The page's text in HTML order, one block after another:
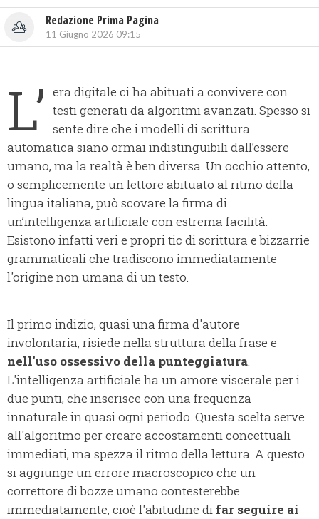
Redazione Prima Pagina
11 Giugno 2026 09:15
L’ era digitale ci ha abituati a convivere con
testi generati da algoritmi avanzati. Spesso si
sente dire che i modelli di scrittura
automatica siano ormai indistinguibili dall’essere
umano, ma la realtà è ben diversa. Un occhio attento,
o semplicemente un lettore abituato al ritmo della
lingua italiana, può scovare la firma di
un’intelligenza artificiale con estrema facilità.
Esistono infatti veri e propri tic di scrittura e bizzarrie
grammaticali che tradiscono immediatamente
l'origine non umana di un testo.
Il primo indizio, quasi una firma d'autore
involontaria, risiede nella struttura della frase e
nell'uso ossessivo della punteggiatura.
L'intelligenza artificiale ha un amore viscerale per i
due punti, che inserisce con una frequenza
innaturale in quasi ogni periodo. Questa scelta serve
all'algoritmo per creare accostamenti concettuali
immediati, ma spezza il ritmo della lettura. A questo
si aggiunge un errore macroscopico che un
correttore di bozze umano contesterebbe
immediatamente, cioè l'abitudine di far seguire ai